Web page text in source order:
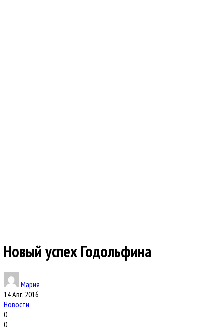
Новый успех Годольфина
Мария
14 Авг, 2016
Новости
0
0